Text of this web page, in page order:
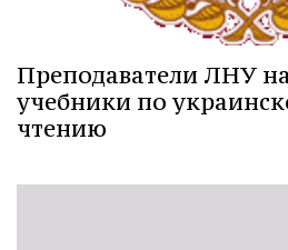
Преподаватели ЛНУ
учебники по
чтению